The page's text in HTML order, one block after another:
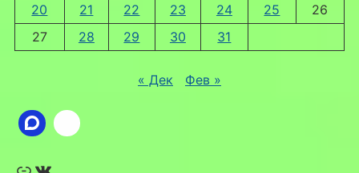
20
21 22 23 24 25
26
27
28 29 30 31
« Дек Фев »
Ссылка